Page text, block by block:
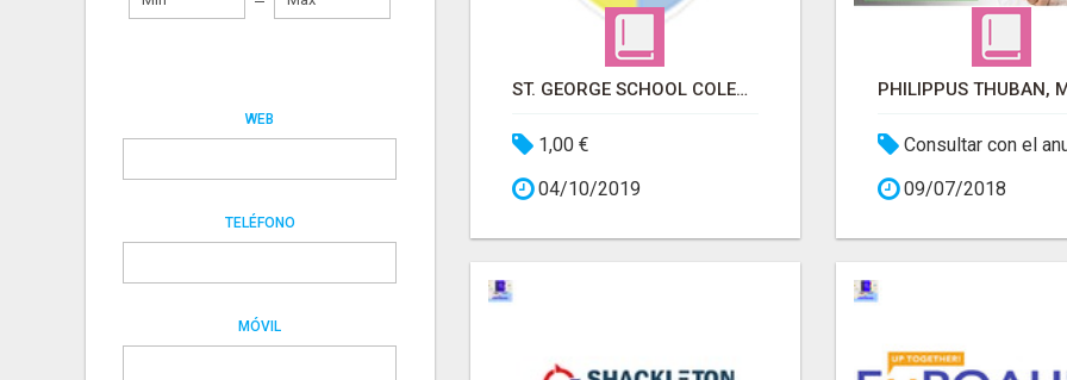
WEB
TELÉFONO
MÓVIL
ST. GEORGE SCHOOL COLEGIO BRITÁNICO EN MADRID
1,00 €
04/10/2019
Consultar con el
09/07/2018